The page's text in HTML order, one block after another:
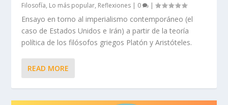
Filosofía, Lo más popular, Reflexiones | 0 |
Ensayo en torno al imperialismo contemporáneo (el
caso de Estados Unidos e Irán) a partir de la teoría
política de los filósofos griegos Platón y Aristóteles.
READ MORE